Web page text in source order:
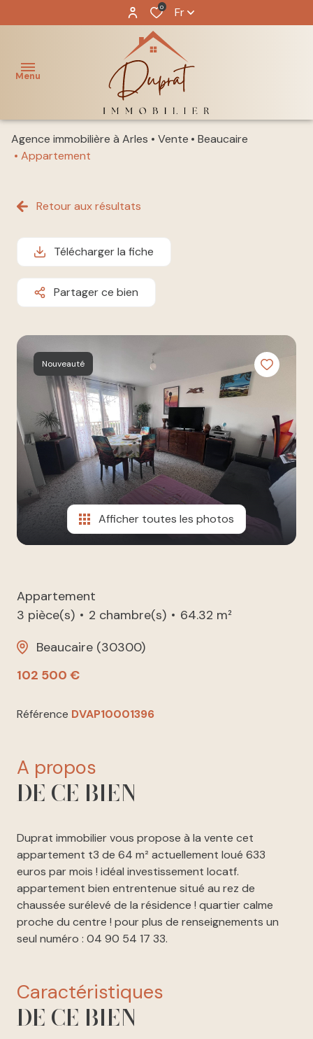
0 Fr
Menu
ACCUEIL
BIENS
pro
vendre
ÉQUIPE
GESTION
LOCATIVE
ESTIMATION
NOUS
REJOINDRE
CONTACT
Agence immobilière à Arles Vente
Beaucaire
Appartement
Retour aux résultats
Télécharger la fiche
Partager ce bien
Nouveauté
Afficher toutes les photos
Appartement
3 pièce(s)
2 chambre(s)
64.32 m²
Beaucaire (30300)
102 500 €
Référence DVAP10001396
a propos
DE CE BIEN
Duprat immobilier vous propose à la vente cet
appartement t3 de 64 m² actuellement loué 633
euros par mois ! idéal investissement locatf.
appartement bien entrentenue situé au rez de
chaussée surélevé de la résidence ! quartier calme
proche du centre ! pour plus de renseignements un
seul numéro : 04 90 54 17 33.
caractéristiques
DE CE BIEN